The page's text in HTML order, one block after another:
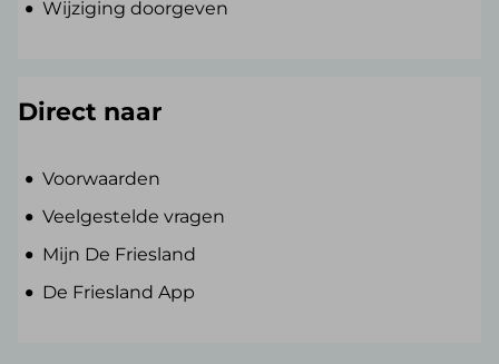
Wijziging doorgeven
Direct naar
Voorwaarden
Veelgestelde vragen
Mijn De Friesland
De Friesland App